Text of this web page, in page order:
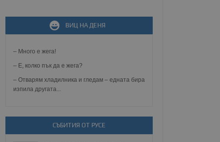
ВИЦ НА ДЕНЯ
– Много е жега!
– Е, колко пък да е жега?
– Отварям хладилника и гледам – едната бира
изпила другата...
СЪБИТИЯ ОТ РУСЕ
зададена от уеб
MVC
известно като
при затваряне
на съгласието на
за тяхното
сесии.
между хората